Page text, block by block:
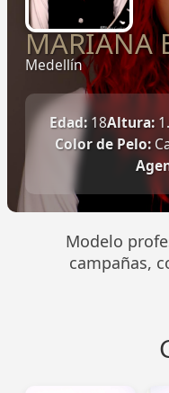
MARIANA
Medellín
Edad:18Altura:
Color de Pelo:
Modelo
campañas,